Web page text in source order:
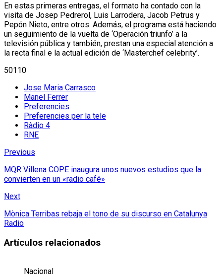
En estas primeras entregas, el formato ha contado con la
visita de Josep Pedrerol, Luis Larrodera, Jacob Petrus y
Pepón Nieto, entre otros. Además, el programa está haciendo
un seguimiento de la vuelta de ‘Operación triunfo’ a la
televisión pública y también, prestan una especial atención a
la recta final e la actual edición de ‘Masterchef celebrity’.
50110
Jose Maria Carrasco
Manel Ferrer
Preferencies
Preferencies per la tele
Ràdio 4
RNE
Previous
MQR Villena COPE inaugura unos nuevos estudios que la
convierten en un «radio café»
Next
Mònica Terribas rebaja el tono de su discurso en Catalunya
Radio
Artículos relacionados
Nacional